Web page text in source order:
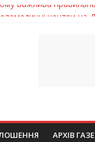
центри на
досліджують
шанс на
важлива правильна
АРХІВ